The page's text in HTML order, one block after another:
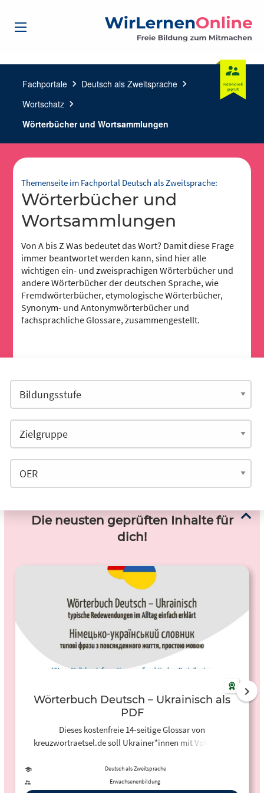
Fachportale chevron_right Deutsch als Zweitsprache chevron_right
Wortschatz chevron_right
Wörterbücher und Wortsammlungen
Themenseite im Fachportal Deutsch als Zweitsprache:
Wörterbücher und
Wortsammlungen
Von A bis Z Was bedeutet das Wort? Damit diese Frage
immer beantwortet werden kann, sind hier alle
wichtigen ein- und zweisprachigen Wörterbücher und
andere Wörterbücher der deutschen Sprache, wie
Fremdwörterbücher, etymologische Wörterbücher,
Synonym- und Antonymwörterbücher und
fachsprachliche Glossare, zusammengestellt.
Die neusten geprüften Inhalte für
dich!
Wörterbuch Deutsch – Ukrainisch als
PDF
Dieses kostenfreie 14-seitige Glossar von
kreuzwortraetsel.de soll Ukrainer*innen mit Vokabeln,
Sprachführer das Ankommen in Deutschland erleichtern.
Eine phonetische Transkription hilft bei der Aussprache des
Deutsch als Zweitsprache
Erwachsenenbildung